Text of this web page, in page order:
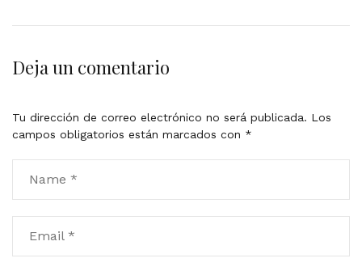
m
Deja un comentario
Tu dirección de correo electrónico no será publicada. Los
campos obligatorios están marcados con *